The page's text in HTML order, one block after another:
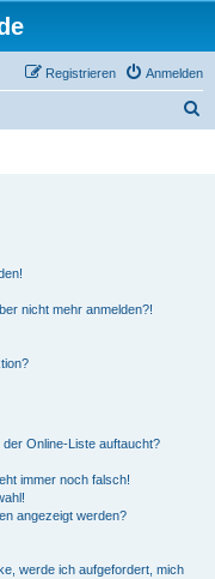
Anmelden
Registrieren
nicht mehr anmelden?!
Online-Liste auftaucht?
immer noch falsch!
angezeigt werden?
werde ich aufgefordert, mich